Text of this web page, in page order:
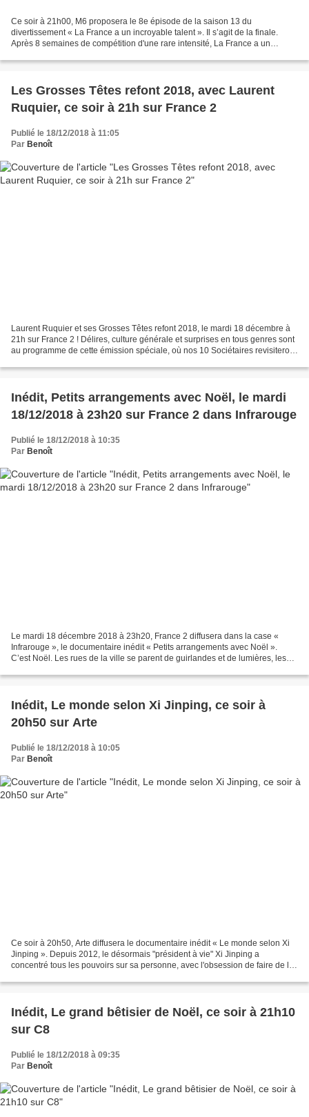
Ce soir à 21h00, M6 proposera le 8e épisode de la saison 13 du
divertissement « La France a un incroyable talent ». Il s’agit de la finale.
Après 8 semaines de compétition d'une rare intensité, La France a un
Les Grosses Têtes refont 2018, avec Laurent
Ruquier, ce soir à 21h sur France 2
Publié le 18/12/2018 à 11:05
Par Benoît
Laurent Ruquier et ses Grosses Têtes refont 2018, le mardi 18 décembre à
21h sur France 2 ! Délires, culture générale et surprises en tous genres sont
au programme de cette émission spéciale, où nos 10 Sociétaires revisiteront
Inédit, Petits arrangements avec Noël, le mardi
18/12/2018 à 23h20 sur France 2 dans Infrarouge
Publié le 18/12/2018 à 10:35
Par Benoît
Le mardi 18 décembre 2018 à 23h20, France 2 diffusera dans la case «
Infrarouge », le documentaire inédit « Petits arrangements avec Noël ».
C’est Noël. Les rues de la ville se parent de guirlandes et de lumières, les
Inédit, Le monde selon Xi Jinping, ce soir à
20h50 sur Arte
Publié le 18/12/2018 à 10:05
Par Benoît
Ce soir à 20h50, Arte diffusera le documentaire inédit « Le monde selon Xi
Jinping ». Depuis 2012, le désormais "président à vie" Xi Jinping a
concentré tous les pouvoirs sur sa personne, avec l'obsession de faire de la
Inédit, Le grand bêtisier de Noël, ce soir à 21h10
sur C8
Publié le 18/12/2018 à 09:35
Par Benoît